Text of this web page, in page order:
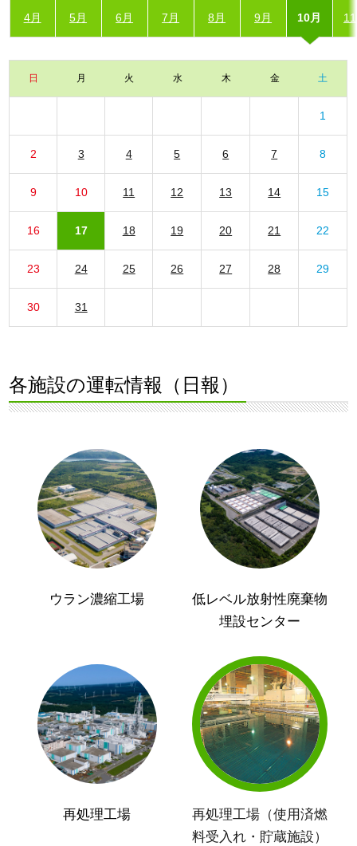
4月 5月 6月 7月 8月 9月 10月
日 月 火 水 木 金 土
1
2 3 4 5 6 7 8
9 10 11 12 13 14 15
16 17 18 19 20 21 22
23 24 25 26 27 28 29
30 31
各施設の運転情報（日報）
ウラン濃縮工場
低レベル放射性廃棄物
埋設センター
再処理工場
再処理工場（使用済燃
料受入れ・貯蔵施設）